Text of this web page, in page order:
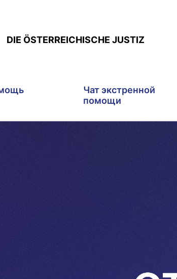
DIE ÖSTERREICHISCHE JUSTIZ
Чат экстренной
помощи